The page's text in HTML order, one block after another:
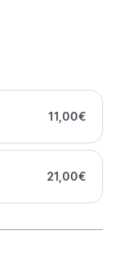
11,00€
21,00€